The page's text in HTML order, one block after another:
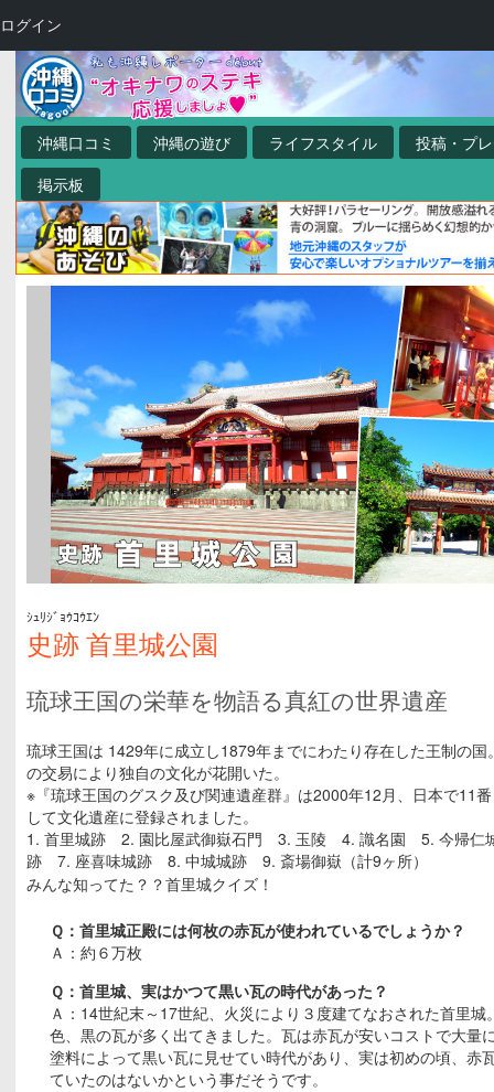
沖縄口コミ 沖縄の遊び ライフスタイル
投稿・プ
掲示板
ｼｭﾘｼﾞｮｳｺｳｴﾝ
史跡 首里城公園
琉球王国の栄華を物語る真紅の世界遺産
琉球王国は 1429年に成立し1879年までにわたり存在した王制の国
の交易により独自の文化が花開いた。
※『琉球王国のグスク及び関連遺産群』は2000年12月、日本で11
して文化遺産に登録されました。
1. 首里城跡 2. 園比屋武御嶽石門 3. 玉陵 4. 識名園 5. 今帰仁
跡 7. 座喜味城跡 8. 中城城跡 9. 斎場御嶽（計9ヶ所）
みんな知ってた？？首里城クイズ！
Ｑ：首里城正殿には何枚の赤瓦が使われているでしょうか？
Ａ：約６万枚
Ｑ：首里城、実はかつて黒い瓦の時代があった？
Ａ：14世紀末～17世紀、火災により３度建てなおされた首里城
色、黒の瓦が多く出てきました。瓦は赤瓦が安いコストで大量
塗料によって黒い瓦に見せてい時代があり、実は初めの頃、赤
ていたのはないかという事だそうです。
ログイン